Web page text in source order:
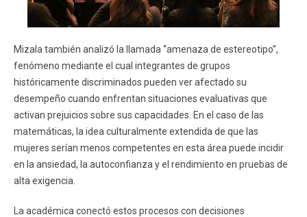
Mizala también analizó la llamada “amenaza de estereotipo”,
fenómeno mediante el cual integrantes de grupos
históricamente discriminados pueden ver afectado su
desempeño cuando enfrentan situaciones evaluativas que
activan prejuicios sobre sus capacidades. En el caso de las
matemáticas, la idea culturalmente extendida de que las
mujeres serían menos competentes en esta área puede incidir
en la ansiedad, la autoconfianza y el rendimiento en pruebas de
alta exigencia.
La académica conectó estos procesos con decisiones